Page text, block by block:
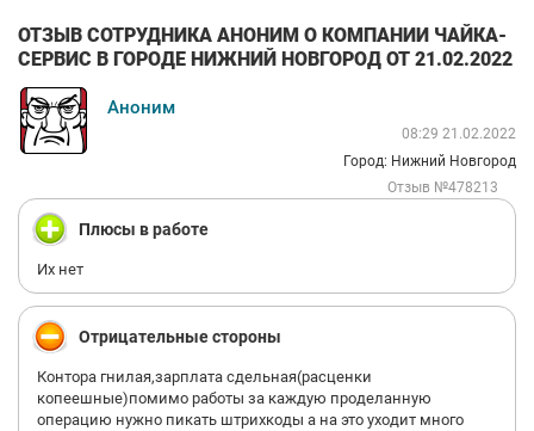
ОТЗЫВ СОТРУДНИКА АНОНИМ О КОМПАНИИ ЧАЙКА-
СЕРВИС В ГОРОДЕ НИЖНИЙ НОВГОРОД ОТ 21.02.2022
Аноним
08:29 21.02.2022
Город: Нижний Новгород
Отзыв №478213
Плюсы в работе
Их нет
Отрицательные стороны
Контора гнилая,зарплата сдельная(расценки
копеешные)помимо работы за каждую проделанную
операцию нужно пикать штрихкоды а на это уходит много